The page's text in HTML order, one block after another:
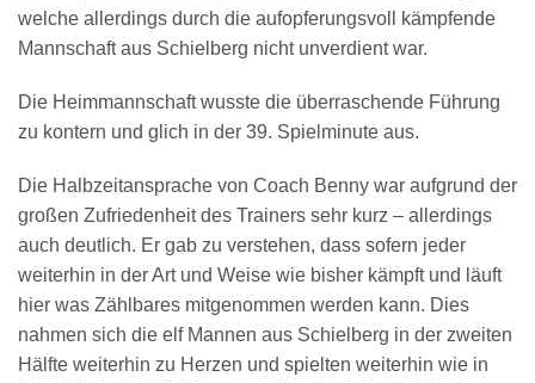
welche allerdings durch die aufopferungsvoll kämpfende
Mannschaft aus Schielberg nicht unverdient war.
Die Heimmannschaft wusste die überraschende Führung
zu kontern und glich in der 39. Spielminute aus.
Die Halbzeitansprache von Coach Benny war aufgrund der
großen Zufriedenheit des Trainers sehr kurz – allerdings
auch deutlich. Er gab zu verstehen, dass sofern jeder
weiterhin in der Art und Weise wie bisher kämpft und läuft
hier was Zählbares mitgenommen werden kann. Dies
nahmen sich die elf Mannen aus Schielberg in der zweiten
Hälfte weiterhin zu Herzen und spielten weiterhin wie in